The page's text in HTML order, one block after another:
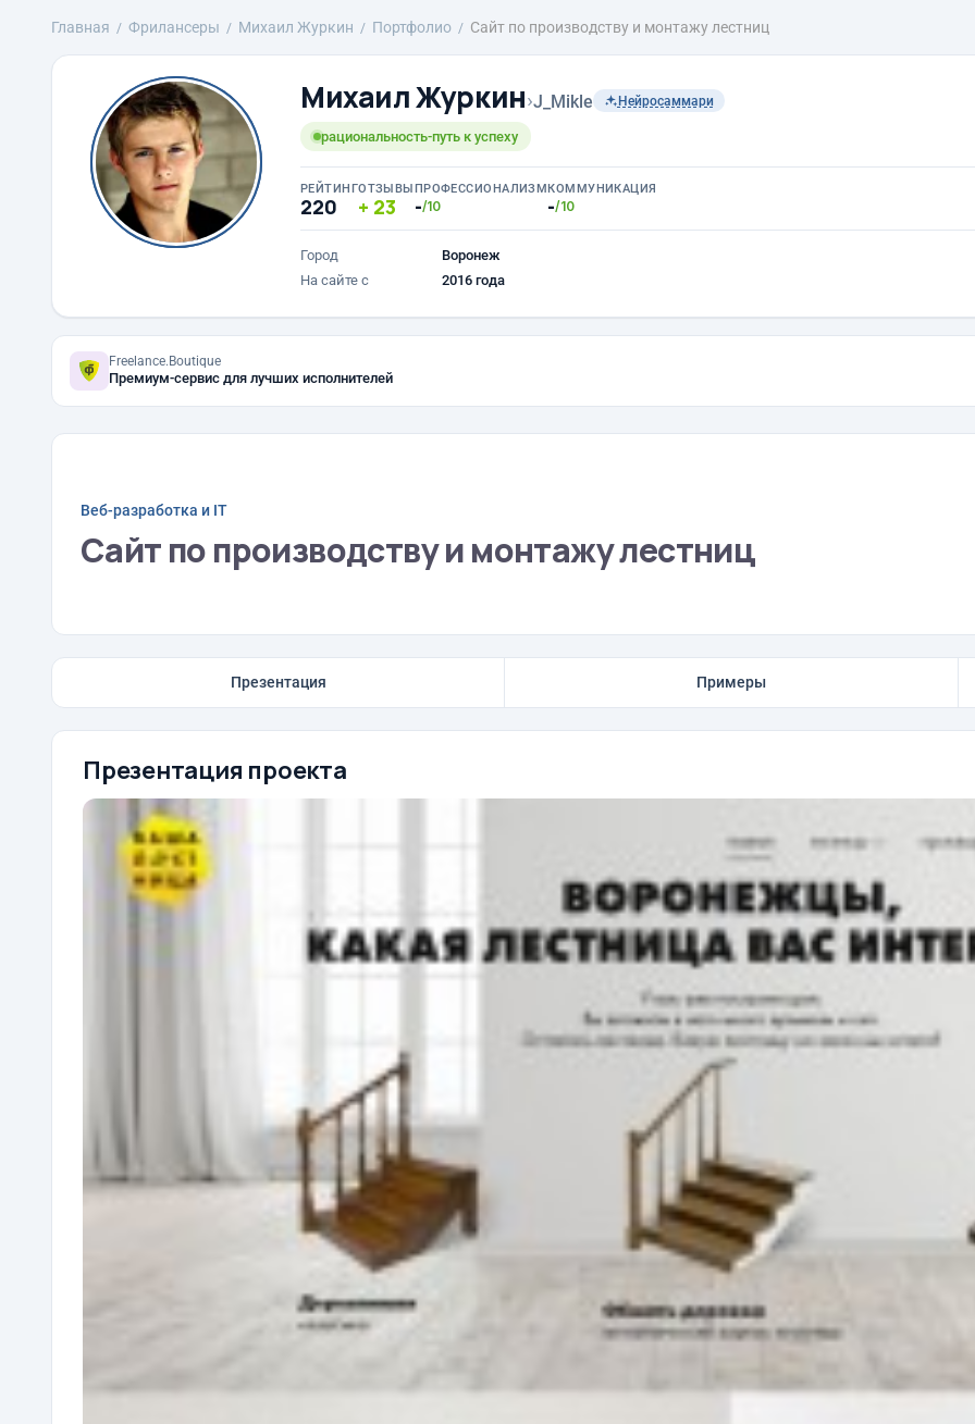
Главная Фрилансеры Михаил Журкин Портфолио Сайт по производству и монтажу лестниц
Михаил Журкин›J_Mikle Нейросаммари
рациональность-путь к успеху
РЕЙТИНГ
220
ОТЗЫВЫ
23
ПРОФЕССИОНАЛИЗМ
-/10
КОММУНИКАЦИЯ
-/10
Город
Воронеж
На сайте с
2016 года
Freelance.Boutique
Премиум-сервис для лучших исполнителей
Веб-разработка и IT
Сайт по производству и монтажу лестниц
Презентация Примеры
Презентация проекта